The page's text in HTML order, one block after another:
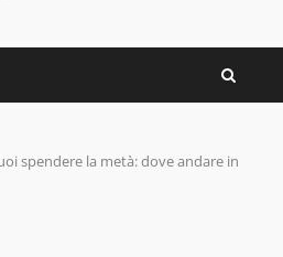
spendere la metà: dove andare in